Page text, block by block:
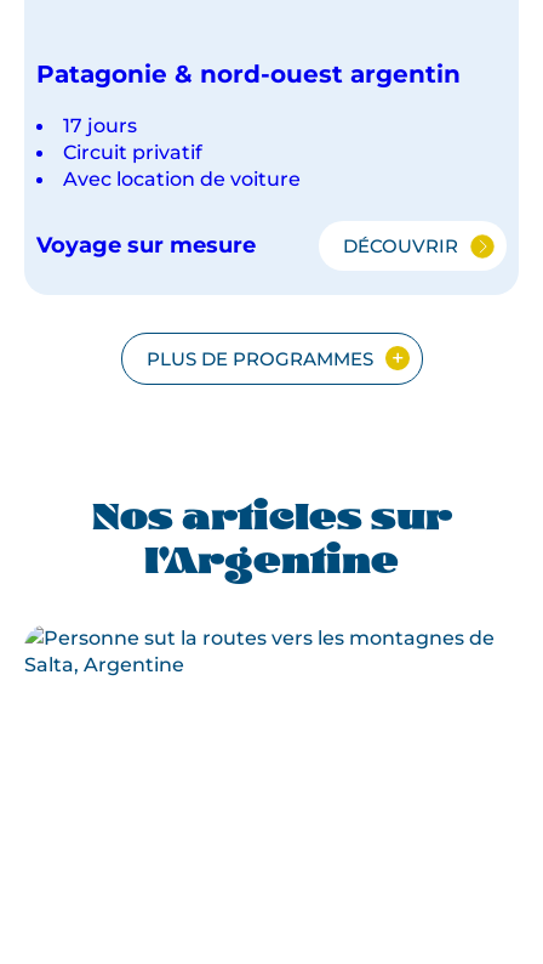
Patagonie & nord-ouest argentin
17 jours
Circuit privatif
Avec location de voiture
Voyage sur mesure DÉCOUVRIR
PATAGONIE
OUEST
ARGENTIN
PLUS DE PROGRAMMES
Nos articles sur
l'Argentine